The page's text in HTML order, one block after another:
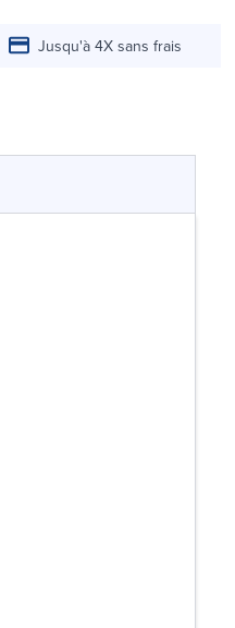
Jusqu'à 4X sans frais